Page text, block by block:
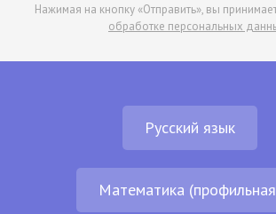
Нажимая на кнопку «Отправить», вы
обработке персональных
Русский язык
Математика